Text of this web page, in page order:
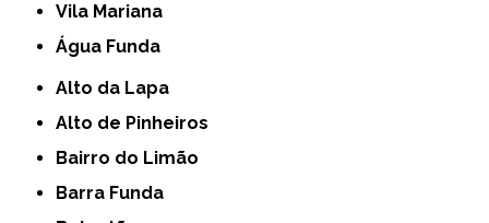
Vila Mariana
Água Funda
Alto da Lapa
Alto de Pinheiros
Bairro do Limão
Barra Funda